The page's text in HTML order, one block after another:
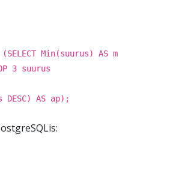
(SELECT Min(suurus) AS m
3 suurus
DESC) AS ap);